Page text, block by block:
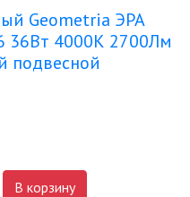
Geometria ЭРА
36Вт 4000К 2700Лм
подвесной
В корзину